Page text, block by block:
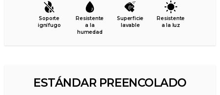
Soporte
ignífugo
Resistente
a la
humedad
Superficie
lavable
Resistente
a la luz
ESTÁNDAR PREENCOLADO